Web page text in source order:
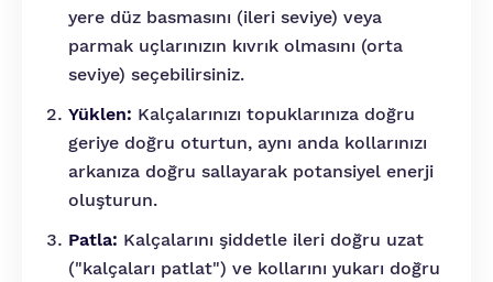
yere düz basmasını (ileri seviye) veya
parmak uçlarınızın kıvrık olmasını (orta
seviye) seçebilirsiniz.
Yüklen: Kalçalarınızı topuklarınıza doğru
geriye doğru oturtun, aynı anda kollarınızı
arkanıza doğru sallayarak potansiyel enerji
oluşturun.
Patla: Kalçalarını şiddetle ileri doğru uzat
("kalçaları patlat") ve kollarını yukarı doğru